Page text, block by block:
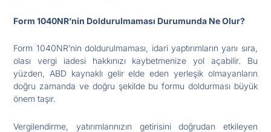
Form 1040NR’nin Doldurulmaması Durumunda Ne Olur?
Form 1040NR’nin doldurulmaması, idari yaptırımların yanı sıra,
olası vergi iadesi hakkınızı kaybetmenize yol açabilir. Bu
yüzden, ABD kaynaklı gelir elde eden yerleşik olmayanların
doğru zamanda ve doğru şekilde bu formu doldurması büyük
önem taşır.
Vergilendirme, yatırımlarınızın getirisini doğrudan etkileyen